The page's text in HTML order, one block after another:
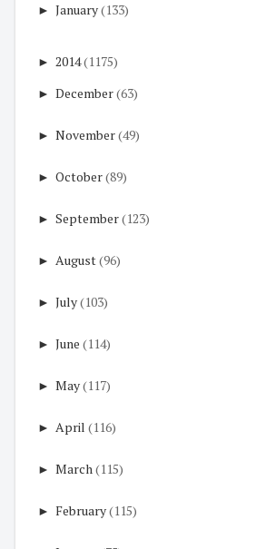
► January(133)
► 2014(1175)
► December(63)
► November(49)
► October(89)
► September(123)
► August(96)
► July(103)
► June (114)
► May(117)
► April (116)
► March(115)
► February(115)